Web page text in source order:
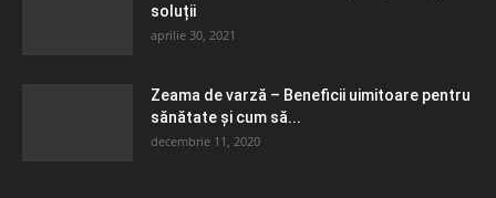
soluții
aprilie 30, 2021
Zeama de varză – Beneficii uimitoare pentru
sănătate și cum să...
decembrie 11, 2020